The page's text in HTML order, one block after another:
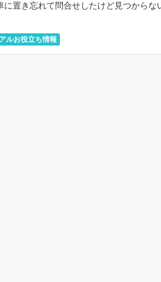
に置き忘れて問合せしたけど見つからな
ルお役立ち情報